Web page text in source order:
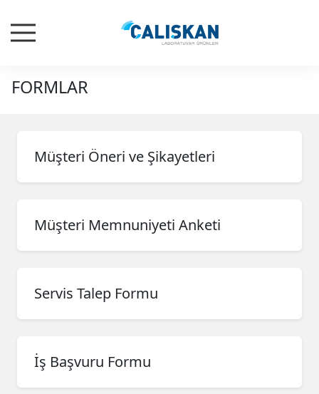
FORMLAR
Müşteri Öneri ve Şikayetleri
Müşteri Memnuniyeti Anketi
Servis Talep Formu
İş Başvuru Formu